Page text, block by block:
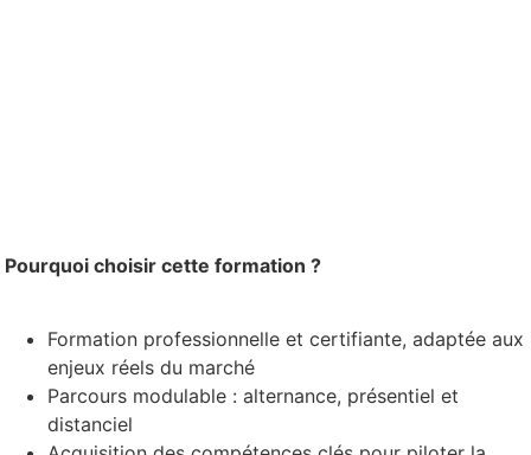
Pourquoi choisir cette formation ?
Formation professionnelle et certifiante, adaptée aux
enjeux réels du marché
Parcours modulable : alternance, présentiel et
distanciel